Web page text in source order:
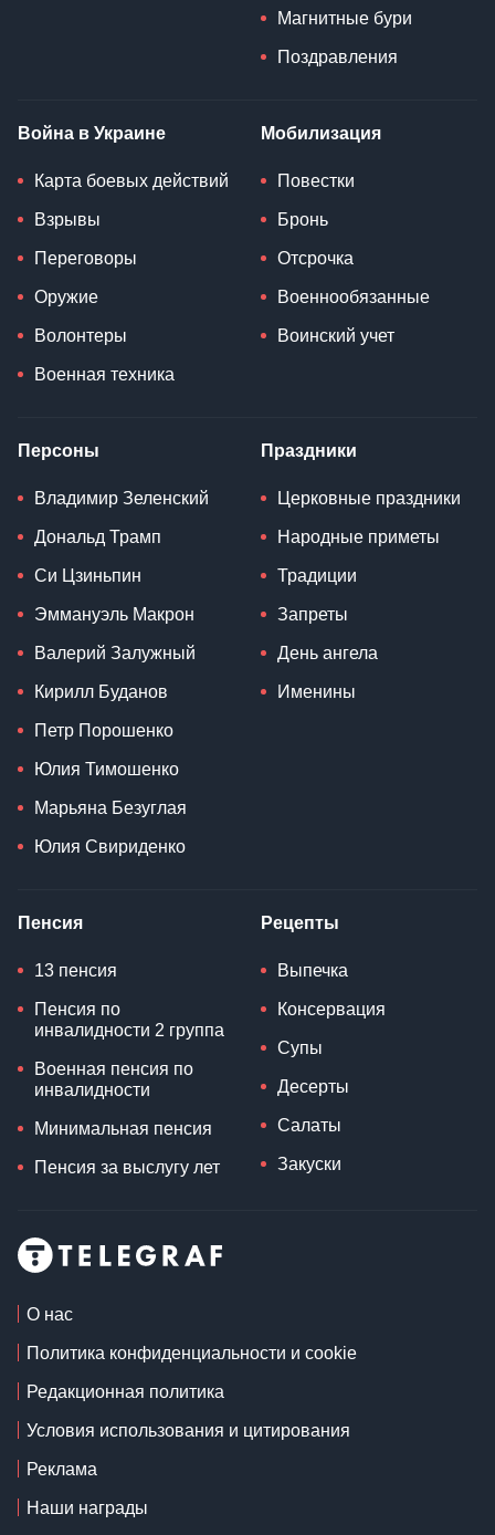
Магнитные бури
Поздравления
Война в Украине
Карта боевых действий
Взрывы
Переговоры
Оружие
Волонтеры
Военная техника
Мобилизация
Повестки
Бронь
Отсрочка
Военнообязанные
Воинский учет
Персоны
Владимир Зеленский
Дональд Трамп
Си Цзиньпин
Эммануэль Макрон
Валерий Залужный
Кирилл Буданов
Петр Порошенко
Юлия Тимошенко
Марьяна Безуглая
Юлия Свириденко
Праздники
Церковные праздники
Народные приметы
Традиции
Запреты
День ангела
Именины
Пенсия
13 пенсия
Пенсия по
инвалидности 2 группа
Военная пенсия по
инвалидности
Минимальная пенсия
Пенсия за выслугу лет
Рецепты
Выпечка
Консервация
Супы
Десерты
Салаты
Закуски
О нас
Политика конфиденциальности и cookie
Редакционная политика
Условия использования и цитирования
Реклама
Наши награды